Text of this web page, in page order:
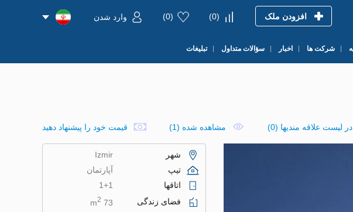
افزودن ملک (
0
)
(
0
) وارد شدن
شرکت ها اخبار سؤالات متداول تبلیغات
لیست علاقه مندیها (
0
) مشاهده شده (1) قیمت خود را پیشنهاد دهید
شهر
Izmir
تیپ
آپارتمان
اتاقها
1+1
فضای زندگی
73 m
2